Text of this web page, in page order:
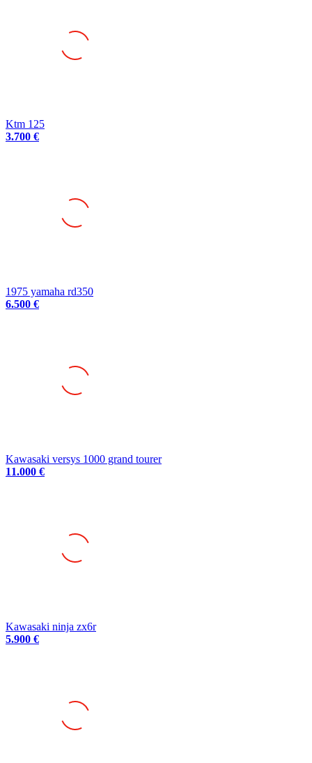
Ktm 125
3.700 €
1975 yamaha rd350
6.500 €
Kawasaki versys 1000 grand tourer
11.000 €
Kawasaki ninja zx6r
5.900 €